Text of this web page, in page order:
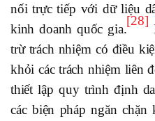
nối trực tiếp với dữ liệu
kinh doanh quốc gia.
[28]
trừ trách nhiệm có điều
khỏi các trách nhiệm liên
thiết lập quy trình định
các biện pháp ngăn